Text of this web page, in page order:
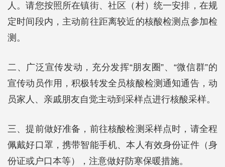
人。请您按照所在镇街、社区（村）统一安排，在规
定时间段内，主动前往距离较近的核酸检测点参加检
测。
二、广泛宣传发动，充分发挥“朋友圈”、“微信群”的
宣传动员作用，积极转发全员核酸检测通知通告，动
员家人、亲戚朋友自觉主动到采样点进行核酸采样。
三、提前做好准备，前往核酸检测采样点时，请全程
佩戴好口罩，携带智能手机、本人有效身份证件（身
份证或户口本等），注意做好防寒保暖措施。